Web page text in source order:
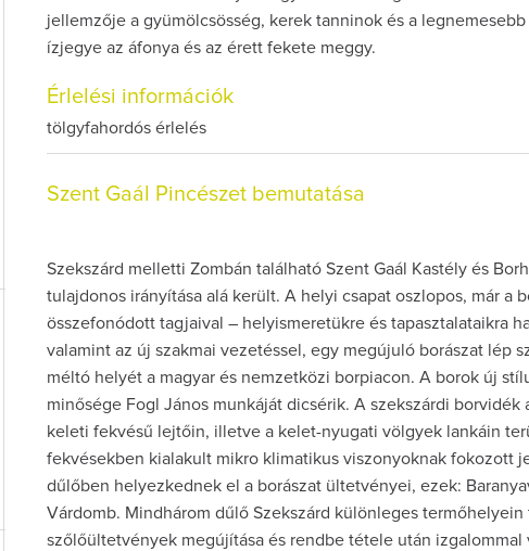
jellemzője a gyümölcsösség, kerek tanninok és a
ízjegye az áfonya és az érett fekete meggy.
Érlelési információk
tölgyfahordós érlelés
Szent Gaál Pincészet bemutatása
Szekszárd melletti Zombán található Szent Gaál Kastély és
tulajdonos irányítása alá került. A helyi csapat oszlopos, már a
összefonódott tagjaival – helyismeretükre és tapasztalataikra
valamint az új szakmai vezetéssel, egy megújuló borászat lép
méltó helyét a magyar és nemzetközi borpiacon. A borok új
minősége Fogl János munkáját dicsérik. A szekszárdi borvidék
keleti fekvésű lejtőin, illetve a kelet-nyugati völgyek lankáin
fekvésekben kialakult mikro klimatikus viszonyoknak fokozott
dűlőben helyezkednek el a borászat ültetvényei, ezek:
Várdomb. Mindhárom dűlő Szekszárd különleges termőhelyein
szőlőültetvények megújítása és rendbe tétele után izgalommal